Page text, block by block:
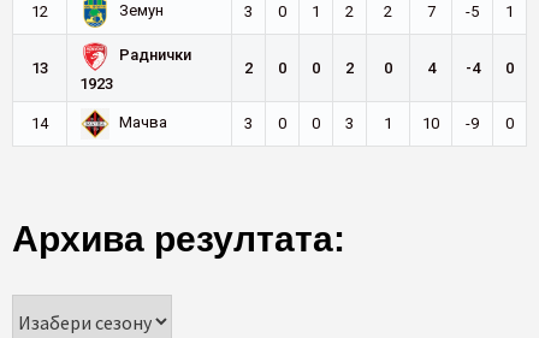
12 Земун 3 0 1 2 2 7 -5 1
13
Раднички
1923
2 0 0 2 0 4 -4 0
14 Мачва 3 0 0 3 1 10 -9 0
Архива резултата: